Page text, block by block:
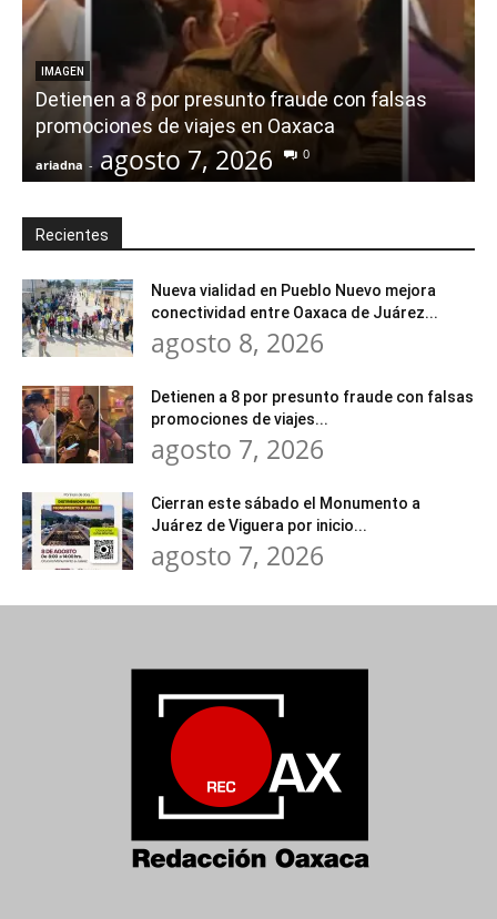
IMAGEN
Detienen a 8 por presunto fraude con falsas
promociones de viajes en Oaxaca
ariadna - agosto 7, 2026 0
Recientes
Nueva vialidad en Pueblo Nuevo mejora
conectividad entre Oaxaca de Juárez...
agosto 8, 2026
Detienen a 8 por presunto fraude con falsas
promociones de viajes...
agosto 7, 2026
Cierran este sábado el Monumento a
Juárez de Viguera por inicio...
agosto 7, 2026